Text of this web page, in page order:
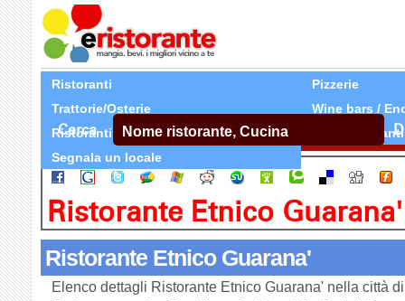
Ristoranti
Pizzerie
Trattorie/Osterie
Wine bars /
Ristoranti Etnici
Tutti Ristoranti
Segnala un locale
Cerca
Ristorante Etnico Guarana'
Ristorante Etnico Guarana'
Elenco dettagli Ristorante Etnico Guarana' nella città